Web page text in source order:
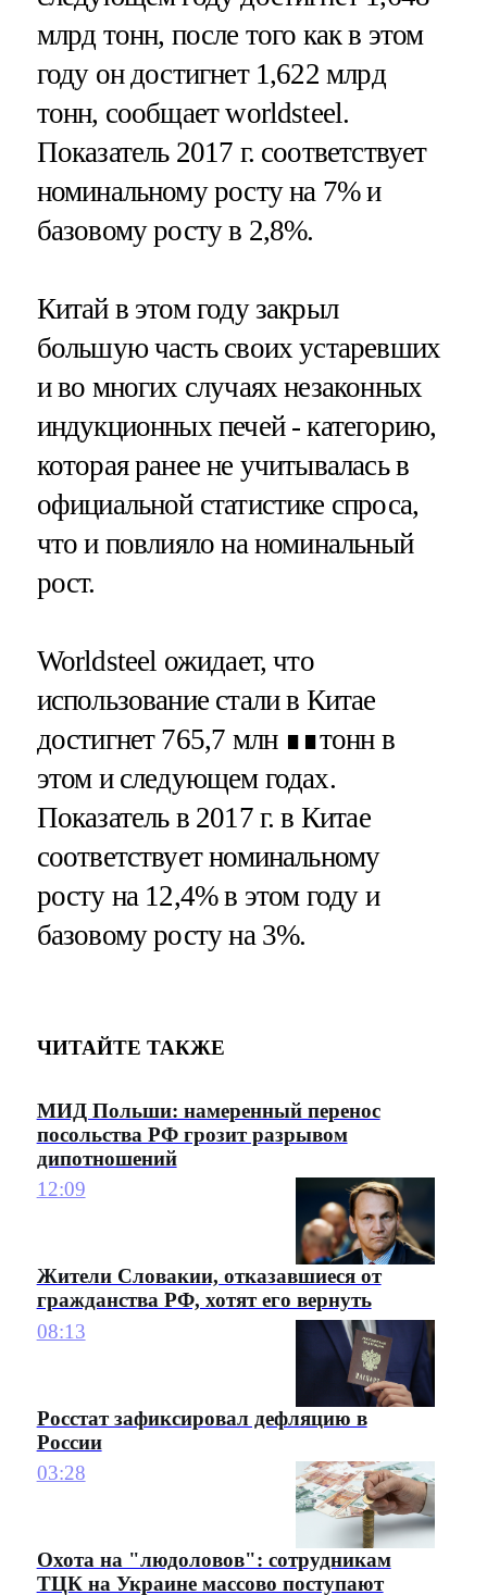
млрд тонн, после того как в этом
году он достигнет 1,622 млрд
тонн, сообщает worldsteel.
Показатель 2017 г. соответствует
номинальному росту на 7% и
базовому росту в 2,8%.
Китай в этом году закрыл
большую часть своих устаревших
и во многих случаях незаконных
индукционных печей - категорию,
которая ранее не учитывалась в
официальной статистике спроса,
что и повлияло на номинальный
рост.
Worldsteel ожидает, что
использование стали в Китае
достигнет 765,7 млн ∎∎тонн в
этом и следующем годах.
Показатель в 2017 г. в Китае
соответствует номинальному
росту на 12,4% в этом году и
базовому росту на 3%.
ЧИТАЙТЕ ТАКЖЕ
МИД Польши: намеренный перенос
посольства РФ грозит разрывом
дипотношений
12:09
Жители Словакии, отказавшиеся от
гражданства РФ, хотят его вернуть
08:13
Росстат зафиксировал дефляцию в
России
03:28
Охота на "людоловов": сотрудникам
ТЦК на Украине массово поступают